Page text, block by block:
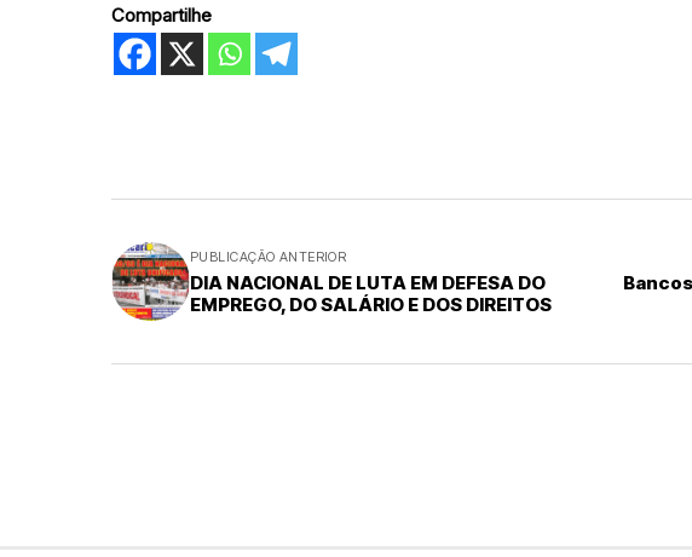
Compartilhe
PUBLICAÇÃO ANTERIOR
DIA NACIONAL DE LUTA EM DEFESA DO
EMPREGO, DO SALÁRIO E DOS DIREITOS